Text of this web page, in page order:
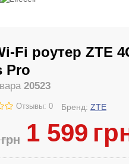
Fi роутер ZTE
Pro
20523
Отзывы: 0 Бренд: ZTE
грн 1 599